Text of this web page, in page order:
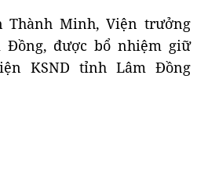
Thành Minh, Viện trưởng
Đồng, được bổ nhiệm giữ
KSND tỉnh Lâm Đồng